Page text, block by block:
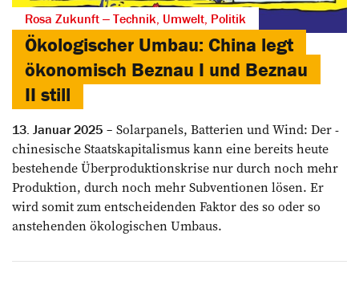
Rosa Zukunft ‒ Technik, Umwelt, Politik
Ökologischer Umbau: China legt
ökonomisch Beznau I und Beznau
II still
13. Januar 2025
Solarpanels, Batterien und Wind: Der ­
chinesische Staatskapitalismus kann eine bereits heute
bestehende Überproduktions­krise nur durch noch mehr
Produktion, durch noch mehr Subventionen lösen. Er
wird somit zum entscheidenden Faktor des so oder so
anstehenden ökologischen Umbaus.